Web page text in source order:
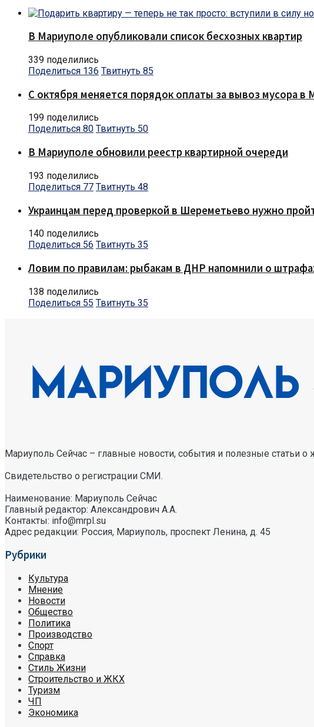
В Мариуполе опубликовали список бесхозных квартир
339 поделились
Поделиться 136 Твитнуть 85
С октября меняется порядок оплаты за вывоз мусора в
199 поделились
Поделиться 80 Твитнуть 50
В Мариуполе обновили реестр квартирной очереди
193 поделились
Поделиться 77 Твитнуть 48
Украинцам перед проверкой в Шереметьево нужно
140 поделились
Поделиться 56 Твитнуть 35
Ловим по правилам: рыбакам в ДНР напомнили о
138 поделились
Поделиться 55 Твитнуть 35
Мариуполь Сейчас – главные новости, события и полезные статьи
Свидетельство о регистрации СМИ.
Наименование: Мариуполь Сейчас
Главный редактор: Александрович А.А.
Контакты: info@mrpl.su
Адрес редакции: Россия, Мариуполь, проспект Ленина, д. 45
Рубрики
Культура
Мнение
Новости
Общество
Политика
Производство
Спорт
Справка
Стиль Жизни
Строительство и ЖКХ
Туризм
ЧП
Экономика